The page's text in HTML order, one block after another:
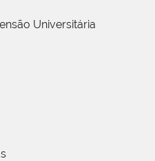
Universitária